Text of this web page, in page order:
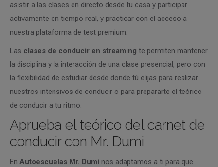
asistir a las clases en directo desde tu casa y participar
activamente en tiempo real, y practicar con el acceso a
nuestra plataforma de test premium.
Las clases de conducir en streaming te permiten mantener
la disciplina y la interacción de una clase presencial, pero con
la flexibilidad de estudiar desde donde tú elijas para realizar
nuestros intensivos de conducir o para prepararte el teórico
de conducir a tu ritmo.
Aprueba el teórico del carnet de
conducir con Mr. Dumi
En Autoescuelas Mr. Dumi nos adaptamos a ti para que